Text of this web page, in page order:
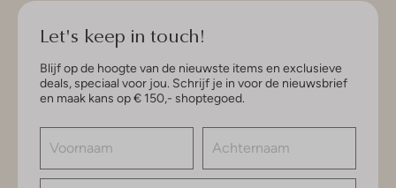
Let's keep in touch!
Blijf op de hoogte van de nieuwste items en exclusieve
deals, speciaal voor jou. Schrijf je in voor de nieuwsbrief
en maak kans op € 150,- shoptegoed.